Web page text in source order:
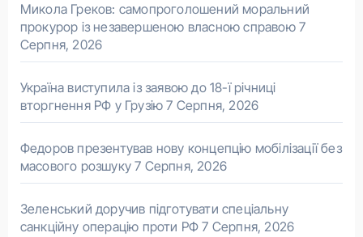
Микола Греков: самопроголошений моральний
прокурор із незавершеною власною справою 7
Серпня, 2026
Україна виступила із заявою до 18-ї річниці
вторгнення РФ у Грузію 7 Серпня, 2026
Федоров презентував нову концепцію мобілізації без
масового розшуку 7 Серпня, 2026
Зеленський доручив підготувати спеціальну
санкційну операцію проти РФ 7 Серпня, 2026